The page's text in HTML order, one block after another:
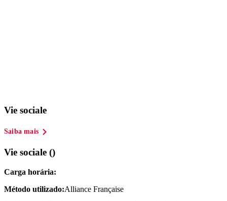
Vie sociale
Saiba mais
Vie sociale ()
Carga horária:
Método utilizado:Alliance Française